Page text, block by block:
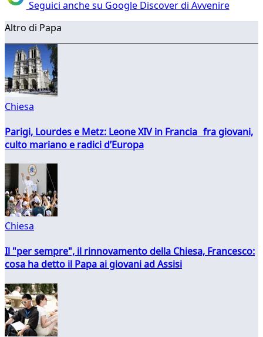
Seguici anche su Google Discover di Avvenire
Altro di Papa
Chiesa
Parigi, Lourdes e Metz: Leone XIV in Francia fra giovani,
culto mariano e radici d’Europa
Chiesa
Il "per sempre", il rinnovamento della Chiesa, Francesco:
cosa ha detto il Papa ai giovani ad Assisi